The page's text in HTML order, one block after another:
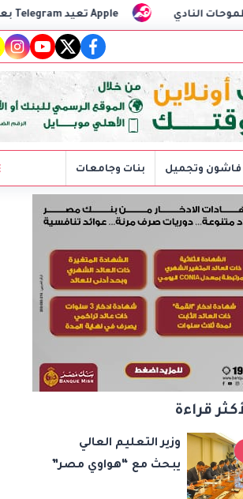
Apple تعيد Telegram بعد حذف محتوى مخالف
facebook
twitter
فاشون وتجميل بنات وجامعات
قراءة
وزير التعليم العالي
يبحث مع “هواوي مصر”